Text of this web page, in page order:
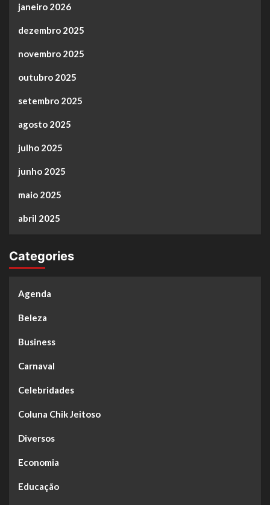
janeiro 2026
dezembro 2025
novembro 2025
outubro 2025
setembro 2025
agosto 2025
julho 2025
junho 2025
maio 2025
abril 2025
Categories
Agenda
Beleza
Business
Carnaval
Celebridades
Coluna Chik Jeitoso
Diversos
Economia
Educação